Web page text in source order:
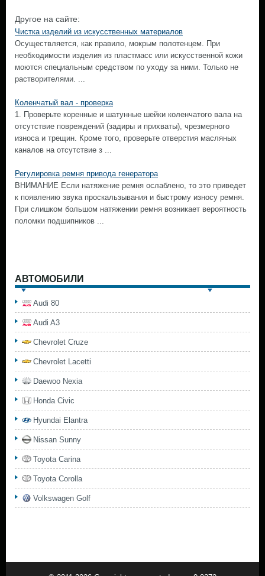
Другое на сайте:
Чистка изделий из искусственных материалов
Осуществляется, как правило, мокрым полотенцем. При
необходимости изделия из пластмасс или искусственной кожи
моются специальным средством по уходу за ними. Только не
растворителями. ...
Коленчатый вал - проверка
1. Проверьте коренные и шатунные шейки коленчатого вала на
отсутствие повреждений (задиры и прихваты), чрезмерного
износа и трещин. Кроме того, проверьте отверстия масляных
каналов на отсутствие з ...
Регулировка ремня привода генератора
ВНИМАНИЕ Если натяжение ремня ослаблено, то это приведет
к появлению звука проскальзывания и быстрому износу ремня.
При слишком большом натяжении ремня возникает вероятность
поломки подшипников ...
АВТОМОБИЛИ
Audi 80
Audi A3
Chevrolet Cruze
Chevrolet Lacetti
Daewoo Nexia
Honda Civic
Hyundai Elantra
Nissan Sunny
Toyota Carina
Toyota Corolla
Volkswagen Golf